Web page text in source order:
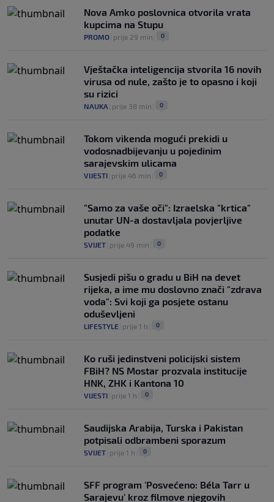
prvak Jugoslavije
OSTALI SPORTOVI 0
Nova Amko poslovnica otvorila vrata
kupcima na Stupu
PROMO prije 29 min 0
Vještačka inteligencija stvorila 16 novih
virusa od nule, zašto je to opasno i koji
su rizici
NAUKA prije 38 min 0
Tokom vikenda mogući prekidi u
vodosnadbijevanju u pojedinim
sarajevskim ulicama
VIJESTI prije 46 min 0
"Samo za vaše oči": Izraelska "krtica"
unutar UN-a dostavljala povjerljive
podatke
SVIJET prije 49 min 0
Susjedi pišu o gradu u BiH na devet
rijeka, a ime mu doslovno znači "zdrava
voda": Svi koji ga posjete ostanu
oduševljeni
LIFESTYLE prije 1 h 0
Ko ruši jedinstveni policijski sistem
FBiH? NS Mostar prozvala institucije
HNK, ZHK i Kantona 10
VIJESTI prije 1 h 0
Saudijska Arabija, Turska i Pakistan
potpisali odbrambeni sporazum
SVIJET prije 1 h 0
SFF program 'Posvećeno: Béla Tarr u
Sarajevu' kroz filmove njegovih